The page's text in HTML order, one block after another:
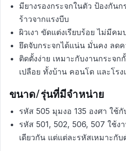
มียางรองกระจกในตัว ป้องกัน
ร้าวจากแรงบีบ
ผิวเงา ขัดแต่งเรียบร้อย ไม่มีค
ยึดจับกระจกได้แน่น มั่นคง ลดค
ติดตั้งง่าย เหมาะกับงานกระจ
เปลือย ทั้งบ้าน คอนโด และโรง
ขนาด/รุ่นที่มีจำหน่าย
รหัส 505 มุมงอ 135 องศา ใช้
รหัส 501, 502, 506, 507 ใช้
เดียวกัน แต่แต่ละรหัสเหมาะกั